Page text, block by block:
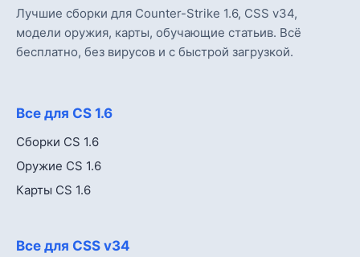
Лучшие сборки для Counter-Strike 1.6, CSS v34,
модели оружия, карты, обучающие статьив. Всё
бесплатно, без вирусов и с быстрой загрузкой.
Все для CS 1.6
Сборки CS 1.6
Оружие CS 1.6
Карты CS 1.6
Все для CSS v34